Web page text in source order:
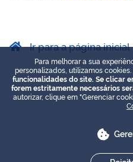
Ir para a página inicial
Para melhorar a sua
personalizados, utilizamos cookies.
funcionalidades do site. Se clicar
forem estritamente necessários
autorizar, clique em "Gerenciar